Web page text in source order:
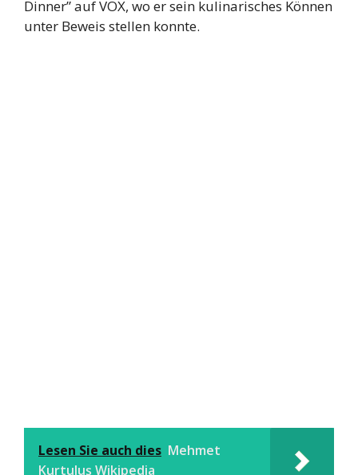
Dinner” auf VOX, wo er sein kulinarisches Können
unter Beweis stellen konnte.
Lesen Sie auch dies Mehmet
Kurtuluş Wikipedia